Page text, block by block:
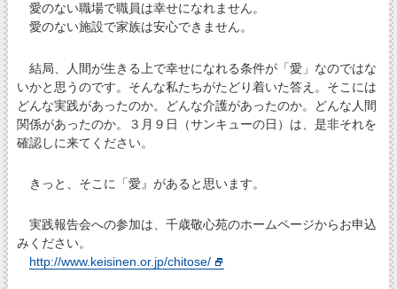
愛のない職場で職員は幸せになれません。
愛のない施設で家族は安心できません。
結局、人間が生きる上で幸せになれる条件が「愛」なのではな
いかと思うのです。そんな私たちがたどり着いた答え。そこには
どんな実践があったのか。どんな介護があったのか。どんな人間
関係があったのか。３月９日（サンキューの日）は、是非それを
確認しに来てください。
きっと、そこに「愛』があると思います。
実践報告会への参加は、千歳敬心苑のホームページからお申込
みください。
http://www.keisinen.or.jp/chitose/